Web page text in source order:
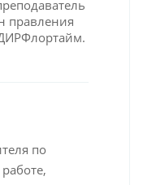
правления
по